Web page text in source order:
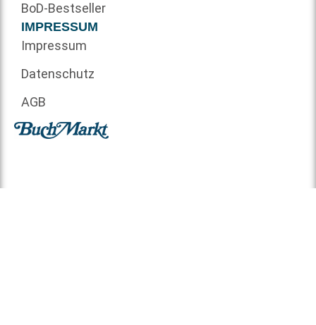
BoD-Bestseller
IMPRESSUM
Impressum
Datenschutz
AGB